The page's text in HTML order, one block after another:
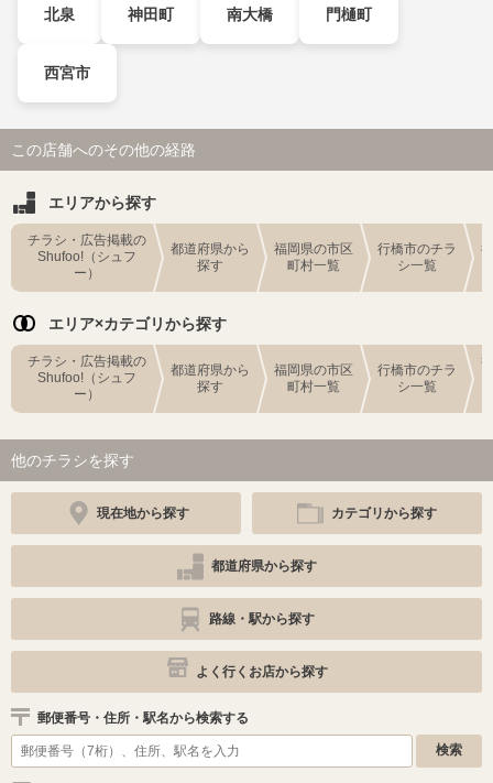
北泉 神田町 南大橋 門樋町
西宮市
この店舗へのその他の経路
エリアから探す
チラシ・広告掲載の
Shufoo!（シュフ
ー）
都道府県から
探す
福岡県の市区
町村一覧
行橋市のチラ
シ一覧
エリア×カテゴリから探す
チラシ・広告掲載の
Shufoo!（シュフ
ー）
都道府県から
探す
福岡県の市区
町村一覧
行橋市のチラ
シ一覧
他のチラシを探す
現在地から探す カテゴリから探す
都道府県から探す
路線・駅から探す
よく行くお店から探す
郵便番号・住所・駅名から検索する